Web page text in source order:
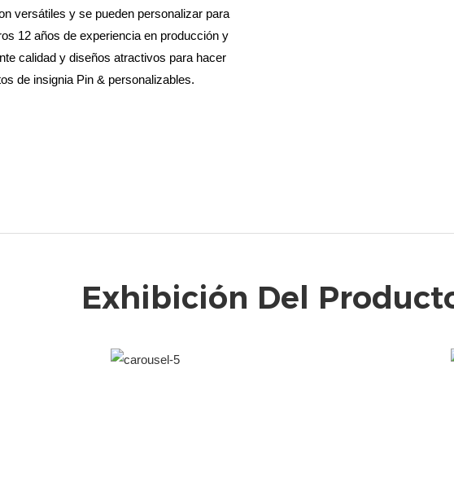
versátiles y se pueden personalizar para
12 años de experiencia en producción y
calidad y diseños atractivos para hacer
de insignia Pin & personalizables.
Exhibición Del